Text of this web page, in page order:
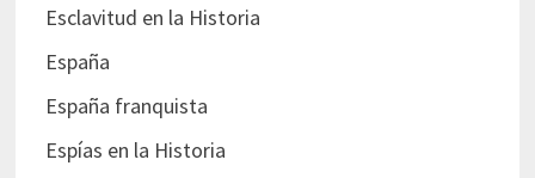
Esclavitud en la Historia
España
España franquista
Espías en la Historia